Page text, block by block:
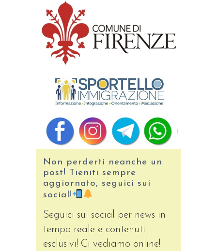
Non perderti neanche un
post! Tieniti sempre
aggiornato, seguici sui
social!
Seguici sui social per news in
tempo reale e contenuti
esclusivi! Ci vediamo online!